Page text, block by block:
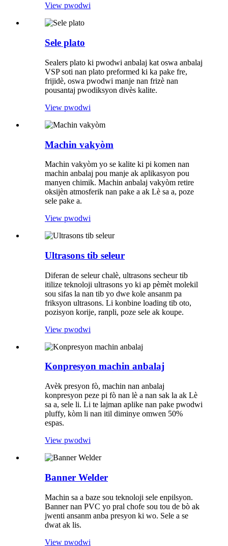
View pwodwi
Sele plato
Sealers plato ki pwodwi anbalaj kat oswa anbalaj
VSP soti nan plato preformed ki ka pake fre,
frijidè, oswa pwodwi manje nan frizè nan
pousantaj pwodiksyon divès kalite.
View pwodwi
Machin vakyòm
Machin vakyòm yo se kalite ki pi komen nan
machin anbalaj pou manje ak aplikasyon pou
manyen chimik. Machin anbalaj vakyòm retire
oksijèn atmosferik nan pake a ak Lè sa a, poze
sele pake a.
View pwodwi
Ultrasons tib seleur
Diferan de seleur chalè, ultrasons secheur tib
itilize teknoloji ultrasons yo ki ap pèmèt molekil
sou sifas la nan tib yo dwe kole ansanm pa
friksyon ultrasons. Li konbine loading tib oto,
pozisyon korije, ranpli, poze sele ak koupe.
View pwodwi
Konpresyon machin anbalaj
Avèk presyon fò, machin nan anbalaj
konpresyon peze pi fò nan lè a nan sak la ak Lè
sa a, sele li. Li te lajman aplike nan pake pwodwi
pluffy, kòm li nan itil diminye omwen 50%
espas.
View pwodwi
Banner Welder
Machin sa a baze sou teknoloji sele enpilsyon.
Banner nan PVC yo pral chofe sou tou de bò ak
jwenti ansanm anba presyon ki wo. Sele a se
dwat ak lis.
View pwodwi